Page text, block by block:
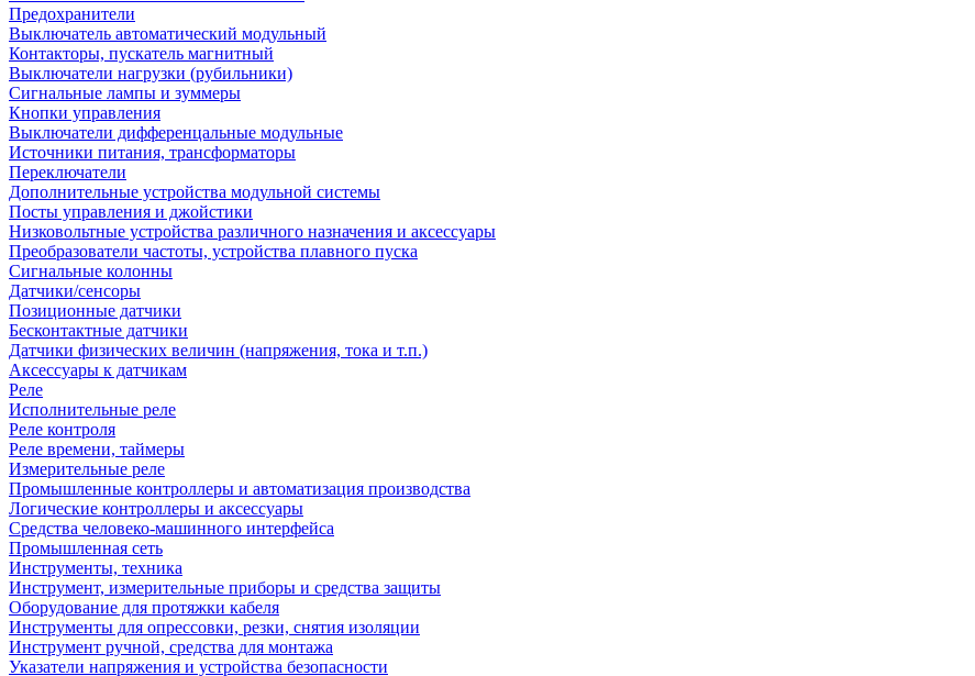
Предохранители
Выключатель автоматический модульный
Контакторы, пускатель магнитный
Выключатели нагрузки (рубильники)
Сигнальные лампы и зуммеры
Кнопки управления
Выключатели дифференцальные модульные
Источники питания, трансформаторы
Переключатели
Дополнительные устройства модульной системы
Посты управления и джойстики
Низковольтные устройства различного назначения и аксессуары
Преобразователи частоты, устройства плавного пуска
Сигнальные колонны
Датчики/сенсоры
Позиционные датчики
Бесконтактные датчики
Датчики физических величин (напряжения, тока и т.п.)
Аксессуары к датчикам
Реле
Исполнительные реле
Реле контроля
Реле времени, таймеры
Измерительные реле
Промышленные контроллеры и автоматизация производства
Логические контроллеры и аксессуары
Средства человеко-машинного интерфейса
Промышленная сеть
Инструменты, техника
Инструмент, измерительные приборы и средства защиты
Оборудование для протяжки кабеля
Инструменты для опрессовки, резки, снятия изоляции
Инструмент ручной, средства для монтажа
Указатели напряжения и устройства безопасности